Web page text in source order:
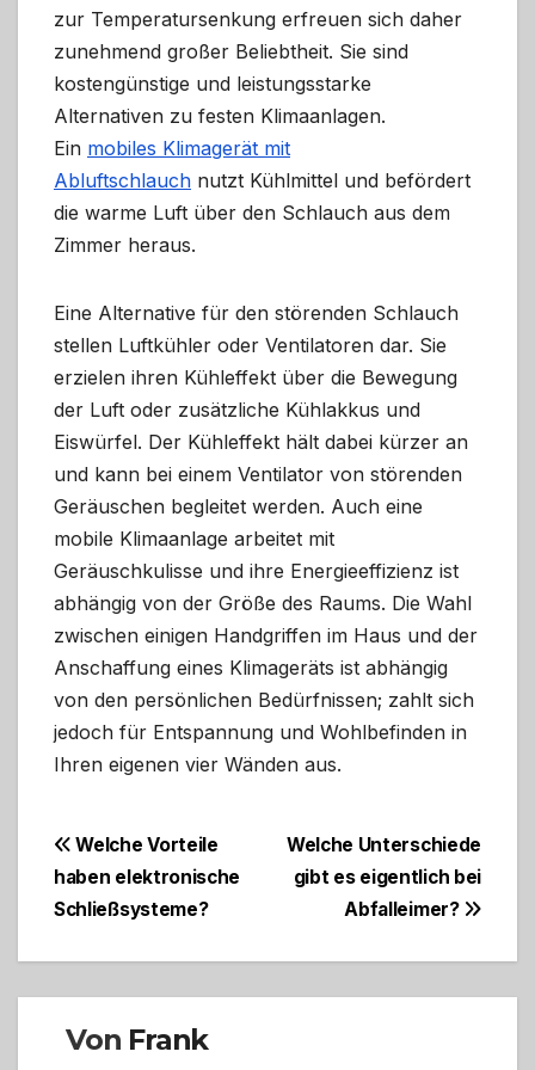
zur Temperatursenkung erfreuen sich daher
zunehmend großer Beliebtheit. Sie sind
kostengünstige und leistungsstarke
Alternativen zu festen Klimaanlagen.
Ein mobiles Klimagerät mit
Abluftschlauch nutzt Kühlmittel und befördert
die warme Luft über den Schlauch aus dem
Zimmer heraus.
Eine Alternative für den störenden Schlauch
stellen Luftkühler oder Ventilatoren dar. Sie
erzielen ihren Kühleffekt über die Bewegung
der Luft oder zusätzliche Kühlakkus und
Eiswürfel. Der Kühleffekt hält dabei kürzer an
und kann bei einem Ventilator von störenden
Geräuschen begleitet werden. Auch eine
mobile Klimaanlage arbeitet mit
Geräuschkulisse und ihre Energieeffizienz ist
abhängig von der Größe des Raums. Die Wahl
zwischen einigen Handgriffen im Haus und der
Anschaffung eines Klimageräts ist abhängig
von den persönlichen Bedürfnissen; zahlt sich
jedoch für Entspannung und Wohlbefinden in
Ihren eigenen vier Wänden aus.
Beitragsnavigation
Welche Unterschiede
gibt es eigentlich bei
Abfalleimer?
Welche Vorteile
haben elektronische
Schließsysteme?
Von Frank